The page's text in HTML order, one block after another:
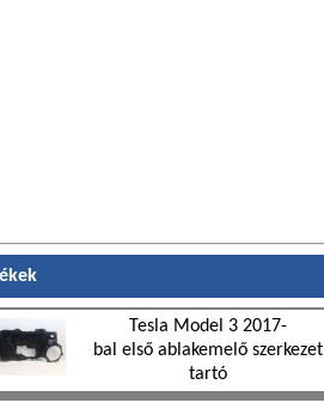
Tesla Model 3 2017-
bal első ablakemelő szerkezet
tartó